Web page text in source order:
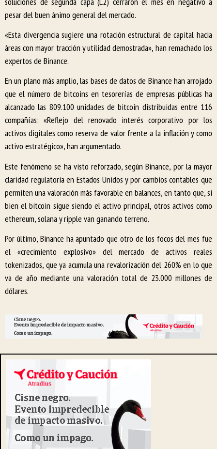
pesar del buen ánimo general del mercado.
«Esta divergencia sugiere una rotación estructural de capital hacia
áreas con mayor tracción y utilidad demostrada», han remachado los
expertos de Binance.
En un plano más amplio, las bases de datos de Binance han arrojado
que el número de bitcoins en tesorerías de empresas públicas ha
alcanzado las 809.100 unidades de bitcoin distribuidas entre 116
compañías: «Reflejo del renovado interés corporativo por los
activos digitales como reserva de valor frente a la inflación y como
activo estratégico», han argumentado.
Este fenómeno se ha visto reforzado, según Binance, por la mayor
claridad regulatoria en Estados Unidos y por cambios contables que
permiten una valoración más favorable en balances, en tanto que, si
bien el bitcoin sigue siendo el activo principal, otros activos como
ethereum, solana y ripple van ganando terreno.
Por último, Binance ha apuntado que otro de los focos del mes fue
el «crecimiento explosivo» del mercado de activos reales
tokenizados, que ya acumula una revalorización del 260% en lo que
va de año mediante una valoración total de 23.000 millones de
dólares.